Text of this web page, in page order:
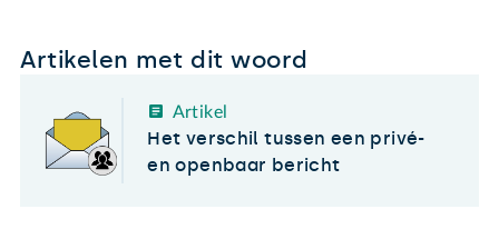
Artikelen met dit woord
Artikel
Het verschil tussen een privé-
en openbaar bericht